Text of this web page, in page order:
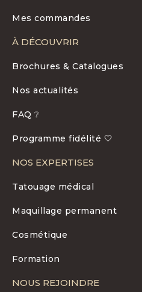
Mes commandes
À DÉCOUVRIR
Brochures & Catalogues
Nos actualités
FAQ ❔
Programme fidélité 🤍
NOS EXPERTISES
Tatouage médical
Maquillage permanent
Cosmétique
Formation
NOUS REJOINDRE